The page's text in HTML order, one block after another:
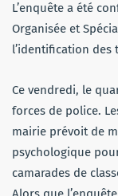
L’enquête a été
Organisée et
l’identification des
Ce vendredi, le
forces de police.
mairie prévoit de
psychologique
camarades de